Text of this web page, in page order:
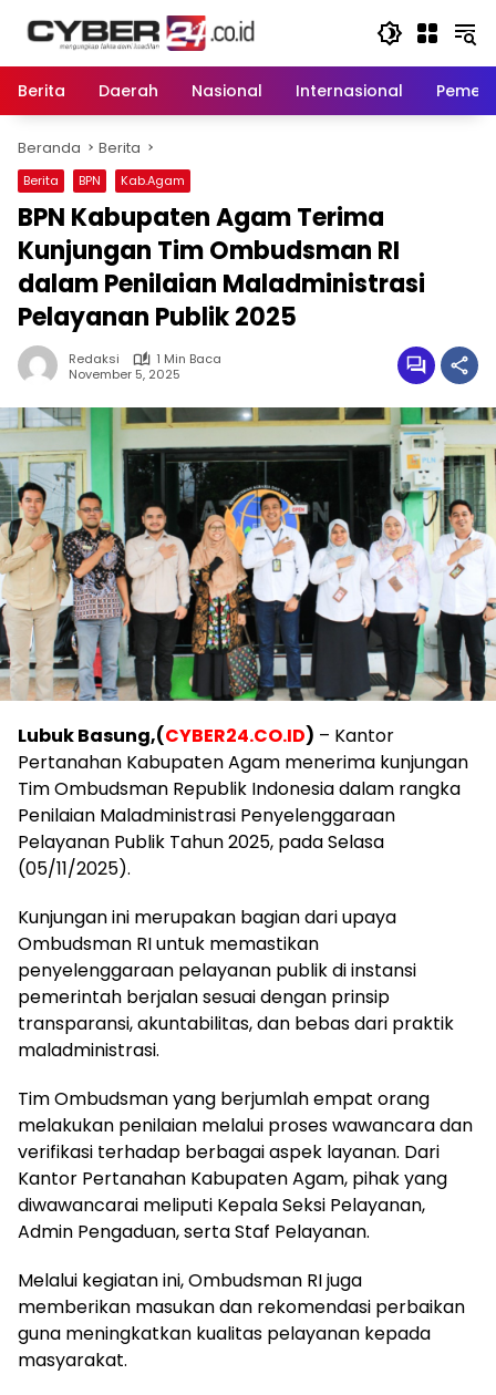
Berita
Daerah Nasional Internasional
Beranda Berita
Berita BPN Kab.Agam
BPN Kabupaten Agam Terima
Kunjungan Tim Ombudsman RI
dalam Penilaian Maladministrasi
Pelayanan Publik 2025
Redaksi
1 Min Baca
November 5, 2025
Lubuk Basung,(CYBER24.CO.ID) – Kantor
Pertanahan Kabupaten Agam menerima kunjungan
Tim Ombudsman Republik Indonesia dalam rangka
Penilaian Maladministrasi Penyelenggaraan
Pelayanan Publik Tahun 2025, pada Selasa
(05/11/2025).
Kunjungan ini merupakan bagian dari upaya
Ombudsman RI untuk memastikan
penyelenggaraan pelayanan publik di instansi
pemerintah berjalan sesuai dengan prinsip
transparansi, akuntabilitas, dan bebas dari praktik
maladministrasi.
Tim Ombudsman yang berjumlah empat orang
melakukan penilaian melalui proses wawancara dan
verifikasi terhadap berbagai aspek layanan. Dari
Kantor Pertanahan Kabupaten Agam, pihak yang
diwawancarai meliputi Kepala Seksi Pelayanan,
Admin Pengaduan, serta Staf Pelayanan.
Melalui kegiatan ini, Ombudsman RI juga
memberikan masukan dan rekomendasi perbaikan
guna meningkatkan kualitas pelayanan kepada
masyarakat.